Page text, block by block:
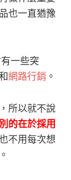
也一直猶豫
一些突
網路行銷 。
所以就不說
的在於採用
不用每次想